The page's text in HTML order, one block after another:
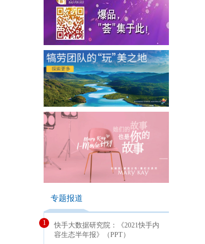
专题报道
1
快手大数据研究院：《2021快手内
容生态半年报》（PPT）